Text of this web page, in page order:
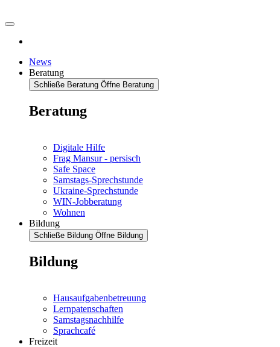
News
Beratung
Schließe Beratung Öffne Beratung
Beratung
Digitale Hilfe
Frag Mansur - persisch
Safe Space
Samstags-Sprechstunde
Ukraine-Sprechstunde
WIN-Jobberatung
Wohnen
Bildung
Schließe Bildung Öffne Bildung
Bildung
Hausaufgabenbetreuung
Lernpatenschaften
Samstagsnachhilfe
Sprachcafé
Freizeit